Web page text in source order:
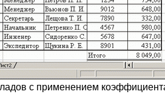
с применением